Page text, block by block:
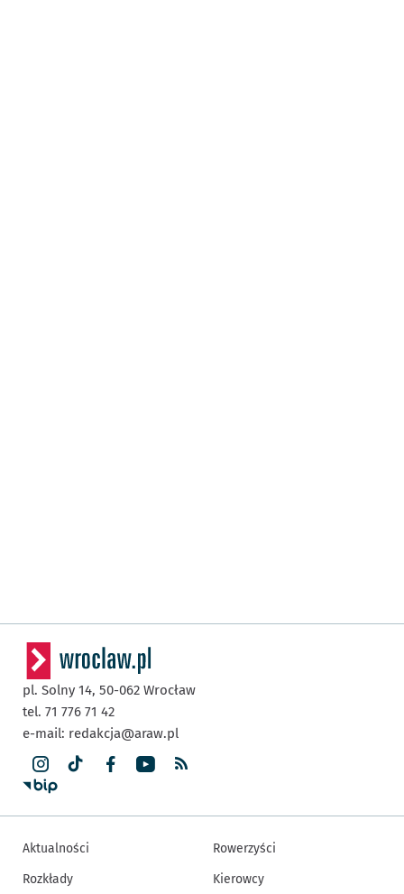
pl. Solny 14, 50-062 Wrocław
tel. 71 776 71 42
e-mail: redakcja@araw.pl
Aktualności
Rozkłady
Rowerzyści
Kierowcy